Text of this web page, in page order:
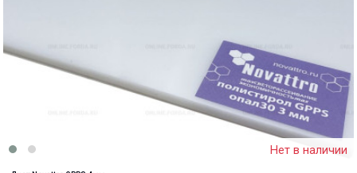
Нет в наличии